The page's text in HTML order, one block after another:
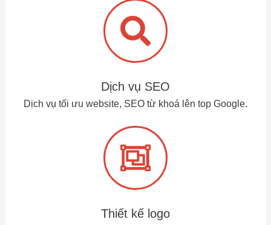
Dịch vụ SEO
Dịch vụ tối ưu website, SEO từ khoá lên top Google.
Thiết kế logo